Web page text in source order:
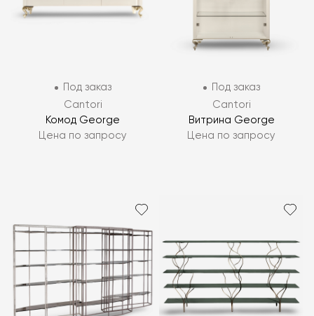
Под заказ
Cantori
Комод George
Цена по запросу
Под заказ
Cantori
Витрина George
Цена по запросу